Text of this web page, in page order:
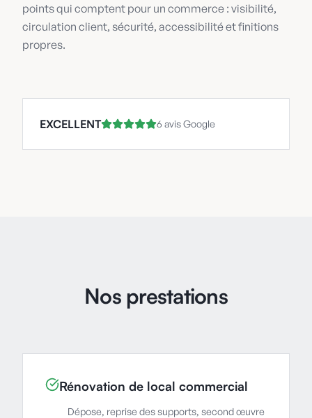
points qui comptent pour un commerce : visibilité,
circulation client, sécurité, accessibilité et finitions
propres.
EXCELLENT 6 avis Google
Nos prestations
Rénovation de local commercial
Dépose, reprise des supports, second œuvre